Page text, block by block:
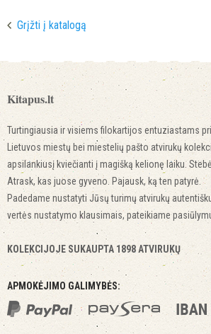
Grįžti į katalogą
Kitapus.lt
Turtingiausia ir visiems filokartijos entuziastams
Lietuvos miestų bei miestelių pašto atvirukų
apsilankiusį kviečianti į magišką kelionę laiku.
Atrask, kas juose gyveno. Pajausk, ką ten patyrė.
Padedame nustatyti Jūsų turimų atvirukų
vertės nustatymo klausimais, pateikiame
KOLEKCIJOJE SUKAUPTA 1898 ATVIRUKŲ
APMOKĖJIMO GALIMYBĖS: